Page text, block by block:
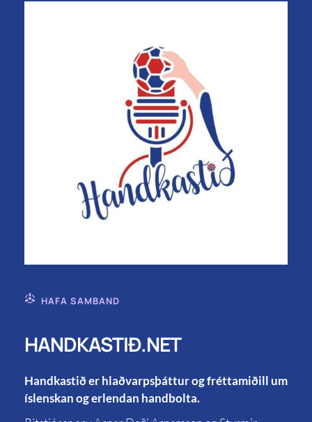
HAFA SAMBAND
HANDKASTIÐ.NET
Handkastið er hlaðvarpsþáttur og fréttamiðill um
íslenskan og erlendan handbolta.